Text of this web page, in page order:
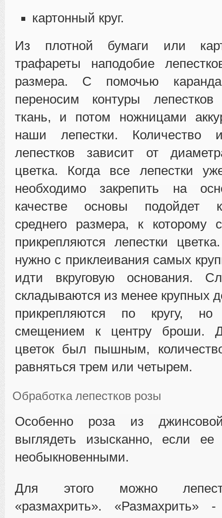
картонный круг.
Из плотной бумаги или
трафареты наподобие
размера. С помочью
переносим контуры
ткань, и потом ножницами
наши лепестки. Количество
лепестков зависит от
цветка. Когда все лепестки
необходимо закрепить на
качестве основы подойдет
среднего размера, к которому
прикрепляются лепестки
нужно с приклеивания самых
идти вкруговую основания.
складываются из менее крупных
прикрепляются по кругу,
смещением к центру броши.
цветок был пышным,
равняться трем или четырем.
Обработка лепестков розы
Особенно роза из
выглядеть изысканно, если ее
необыкновенными.
Для этого можно
«размахрить». «Размахрить»